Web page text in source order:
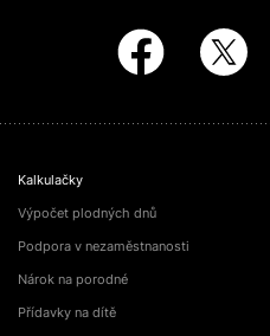
Kalkulačky
Výpočet plodných dnů
Podpora v nezaměstnanosti
Nárok na porodné
Přídavky na dítě